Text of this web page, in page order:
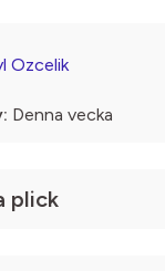
Ozcelik
Denna vecka
plick